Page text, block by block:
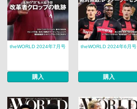
theWORLD 2024年7月号
購入
theWORLD 2024年6月号
購入